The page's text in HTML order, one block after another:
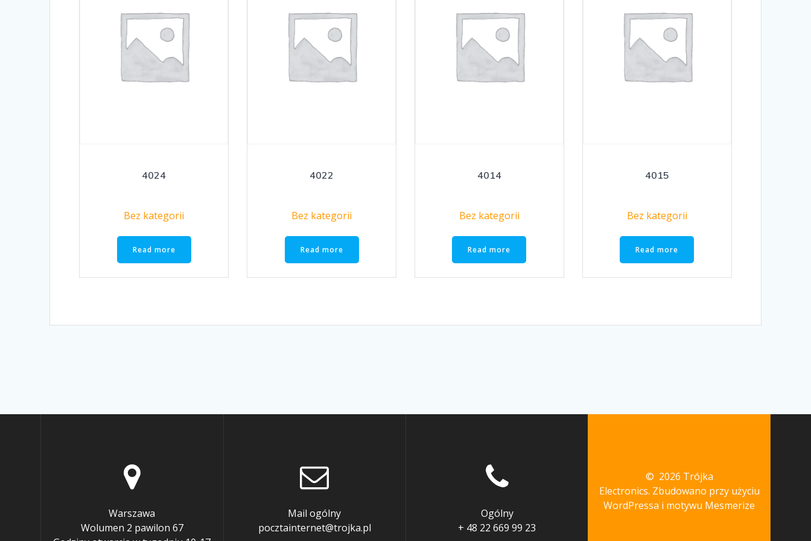
4024
Bez kategorii
Read more
4022
Bez kategorii
Read more
4014
Bez kategorii
Read more
4015
Bez kategorii
Read more
Warszawa
Wolumen 2 pawilon 67
Mail ogólny
pocztainternet@trojka.pl
Ogólny
+ 48 22 669 99 23
© 2026 Trójka
Electronics. Zbudowano przy użyciu
WordPressa i motywu Mesmerize